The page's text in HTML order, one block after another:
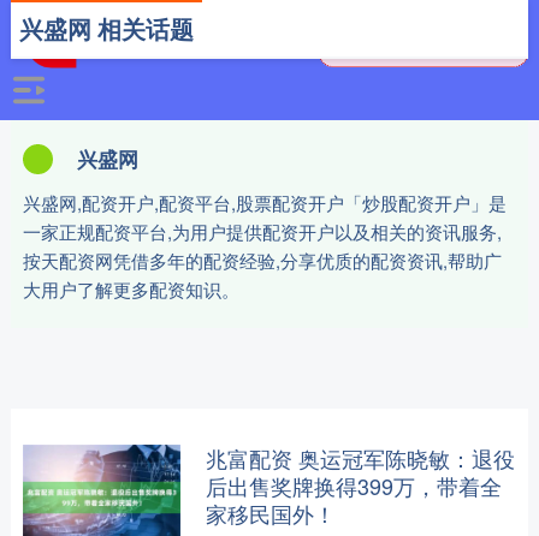
兴盛网
兴盛网,配资开户,配资平台,股票配资开户「炒股配资开户」是
一家正规配资平台,为用户提供配资开户以及相关的资讯服务,
按天配资网凭借多年的配资经验,分享优质的配资资讯,帮助广
大用户了解更多配资知识。
兴盛网 相关话题
兆富配资 奥运冠军陈晓敏：退役
后出售奖牌换得399万，带着全
家移民国外！